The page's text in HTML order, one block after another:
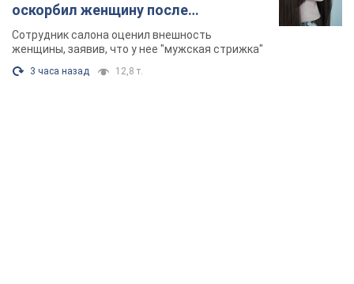
оскорбил женщину после
химиотерапии, разгорелся скандал.
Фото
Сотрудник салона оценил внешность
женщины, заявив, что у нее "мужская стрижка"
3 часа назад 12,8 т.